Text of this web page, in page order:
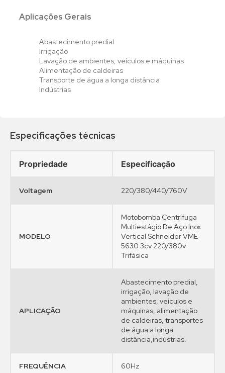
Aplicações Gerais
Abastecimento predial
Irrigação
Lavação de ambientes, veículos e máquinas
Alimentação de caldeiras
Transporte de água a longa distância
Indústrias
Especificações técnicas
Propriedade Especificação
Voltagem 220/380/440/760V
MODELO
Motobomba Centrífuga
Multiestágio De Aço Inox
Vertical Schneider VME-
5630 3cv 220/380v
Trifásica
APLICAÇÃO
Abastecimento predial,
irrigação, lavação de
ambientes, veículos e
máquinas, alimentação
de caldeiras, transportes
de água a longa
distância,indústrias.
FREQUÊNCIA 60Hz